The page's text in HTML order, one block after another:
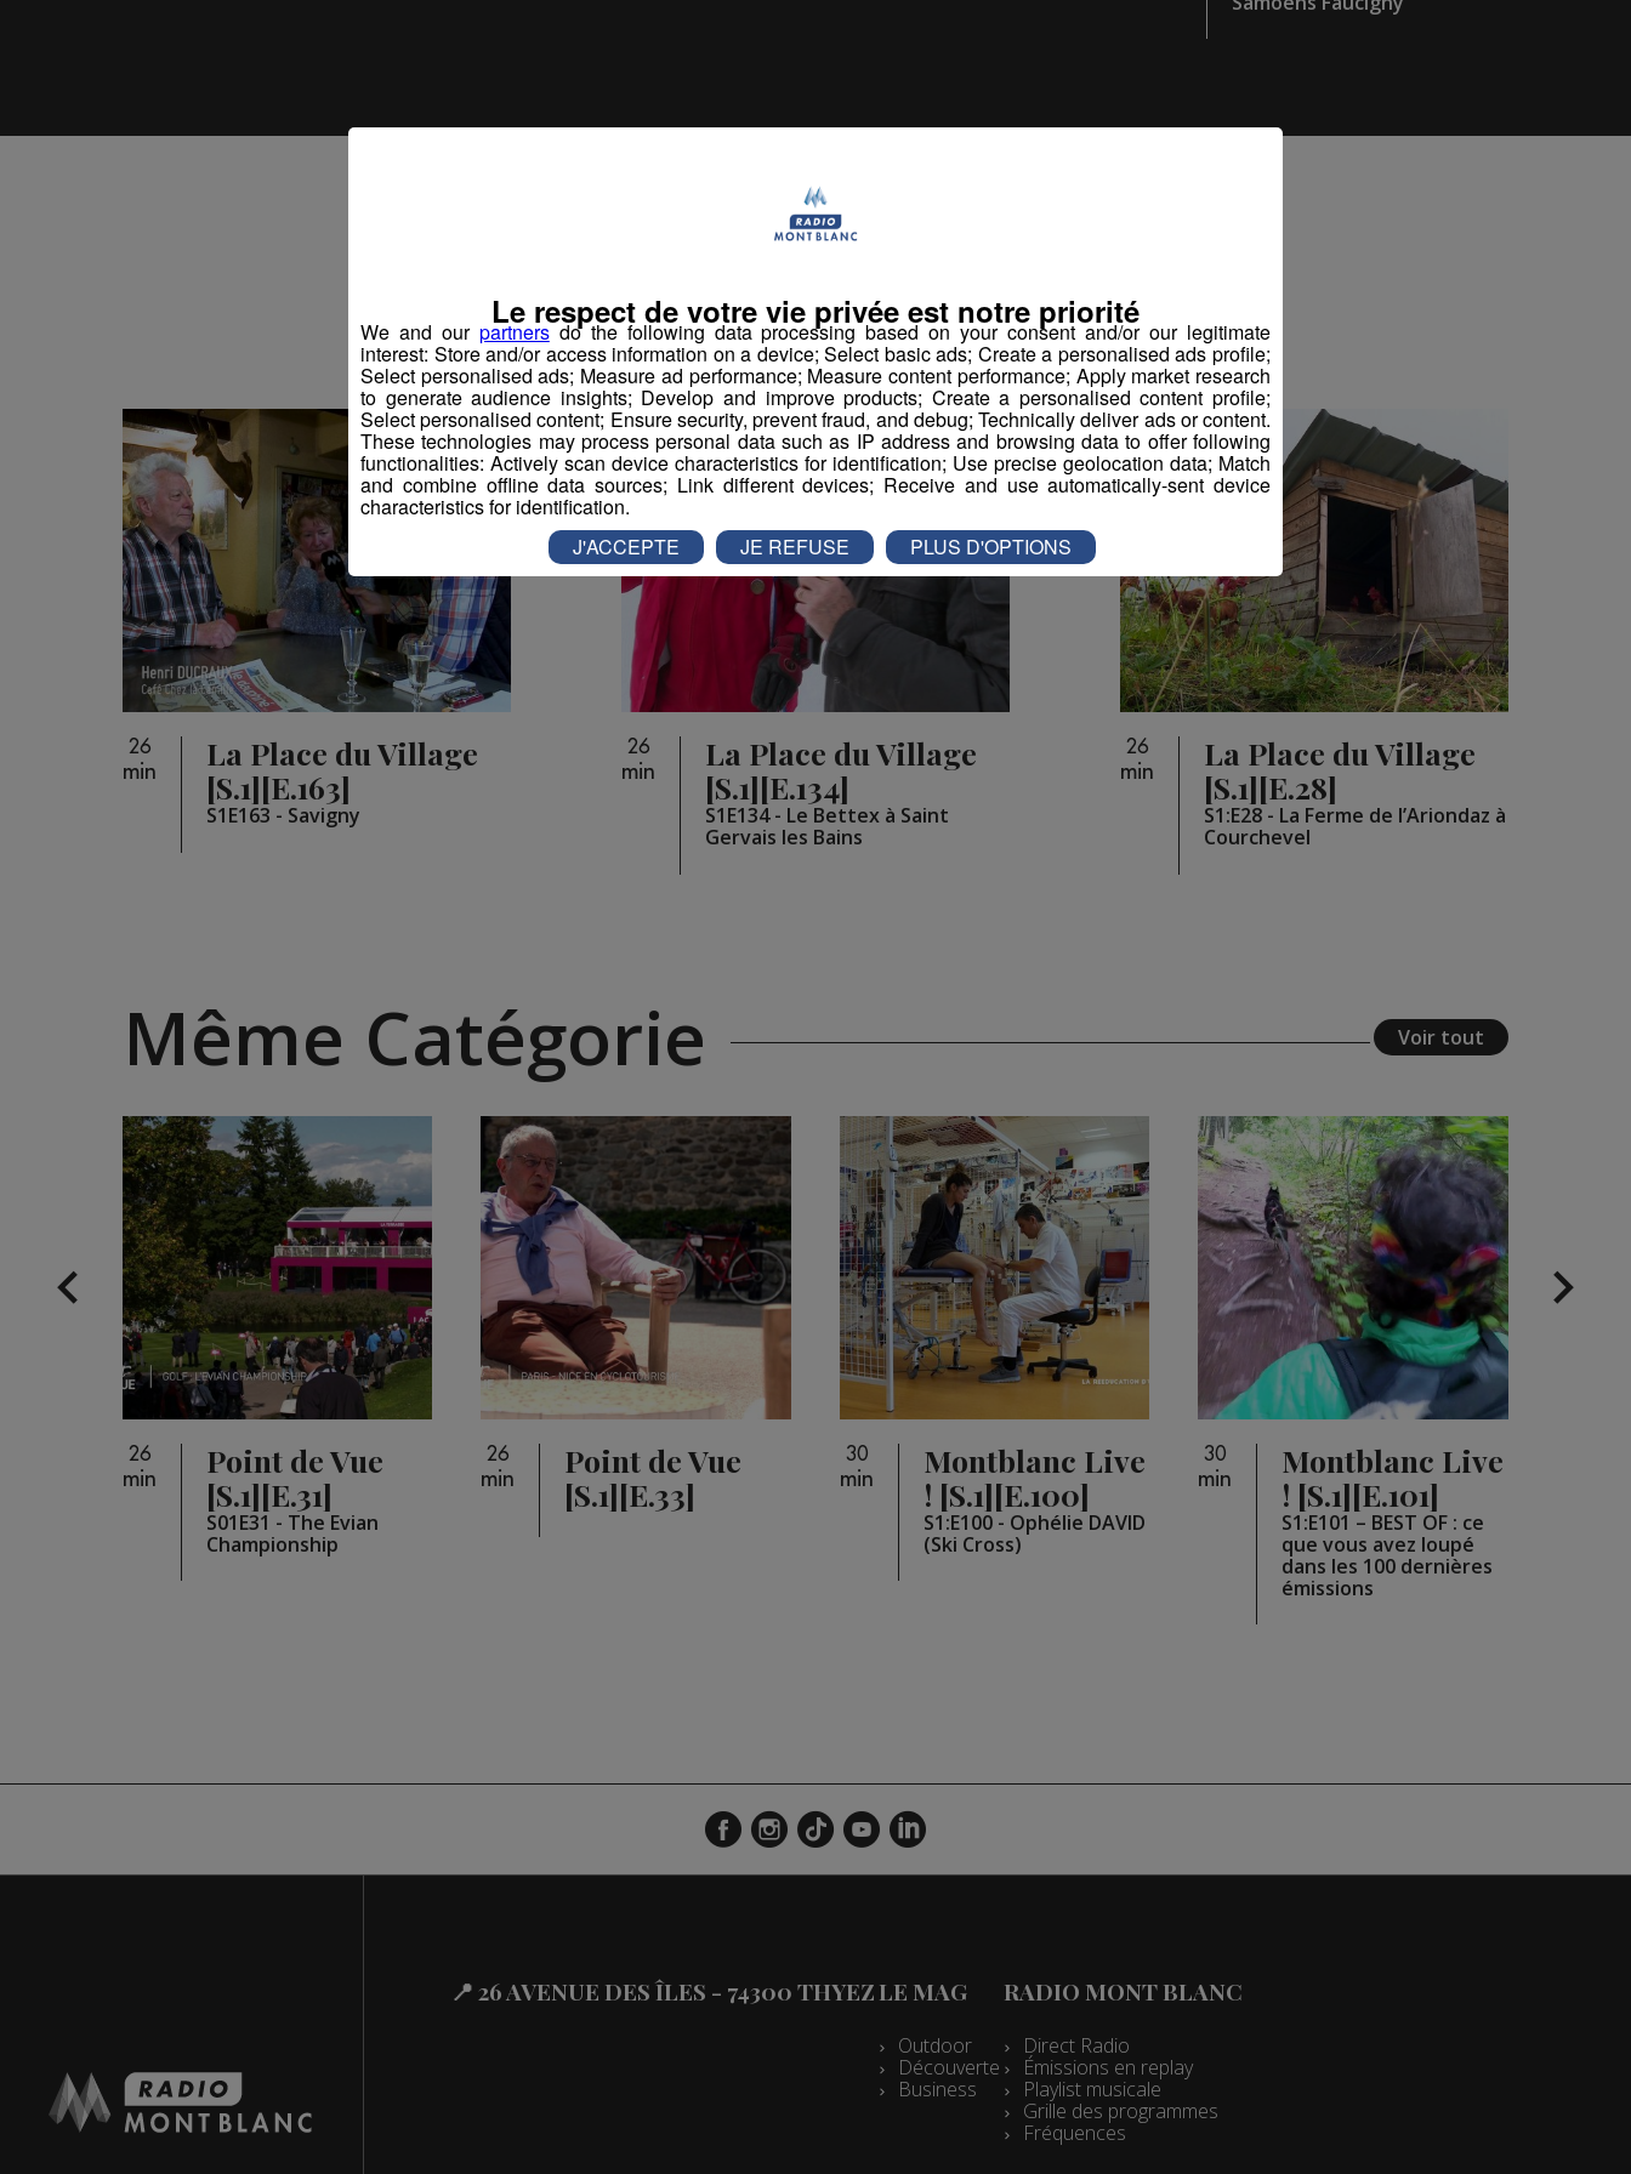
Vous pourriez
aimer aussi...
26
min
La Place du Village
[S.1][E.163]
S1E163 - Savigny
26
min
La Place du Village
[S.1][E.134]
S1E134 - Le Bettex à Saint
Gervais les Bains
26
min
La Place du Village
[S.1][E.28]
S1:E28 - La Ferme de l’Ariondaz à
Courchevel
Même Catégorie Voir tout
26
min
Point de Vue
[S.1][E.31]
S01E31 - The Evian
Championship
26
min
Point de Vue
[S.1][E.33]
30
min
Montblanc Live
! [S.1][E.100]
S1:E100 - Ophélie DAVID
(Ski Cross)
30
min
Montblanc Live
! [S.1][E.101]
S1:E101 – BEST OF : ce
que vous avez loupé
dans les 100 dernières
émissions
📍 26 AVENUE DES ÎLES - 74300 THYEZLE MAG
Outdoor
Découverte
Business
RADIO MONT BLANC
Direct Radio
Émissions en replay
Playlist musicale
Grille des programmes
Fréquences
We and our partnersdo the following data processing based on your consent and/or our legitimate
interest: Store and/or access information on a device; Select basic ads; Create a personalised ads profile;
Select personalised ads; Measure ad performance; Measure content performance; Apply market research
to generate audience insights; Develop and improve products; Create a personalised content profile;
Select personalised content; Ensure security, prevent fraud, and debug; Technically deliver ads or content.
These technologies may process personal data such as IP address and browsing data to offer following
functionalities: Actively scan device characteristics for identification; Use precise geolocation data; Match
and combine offline data sources; Link different devices; Receive and use automatically-sent device
characteristics for identification.
Le respect de votre vie privée est notre priorité
J'ACCEPTE JE REFUSE PLUS D'OPTIONS